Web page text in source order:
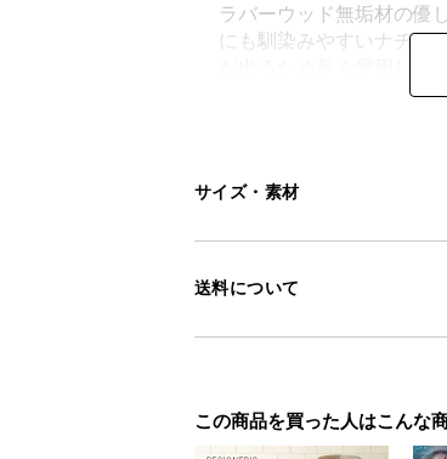
ラバーウッド無垢材の優
にも馴染みやすいナチュ
が出るため長く愛用して
サイズ・素材
送料について
この商品を買った人はこんな